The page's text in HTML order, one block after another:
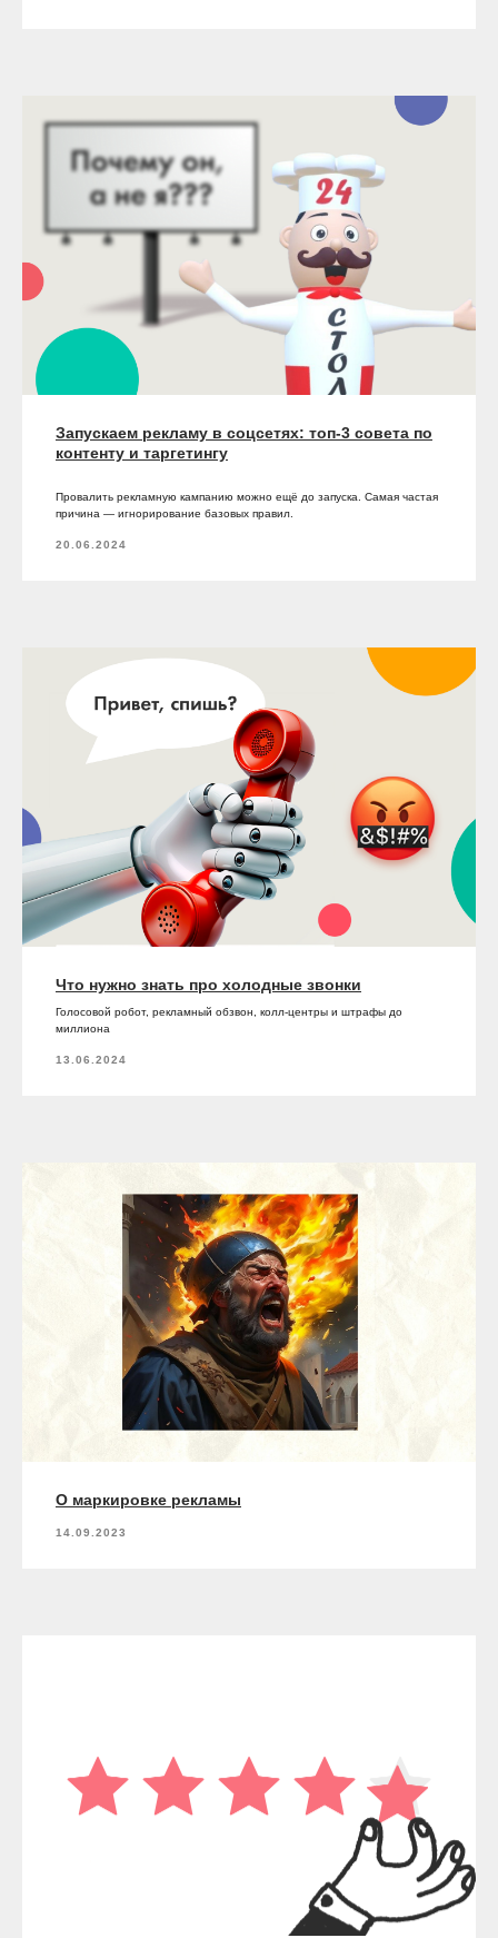
Запускаем рекламу в соцсетях: топ-3 совета по
контенту и таргетингу
Провалить рекламную кампанию можно ещё до запуска. Самая частая
причина — игнорирование базовых правил.
20.06.2024
Что нужно знать про холодные звонки
Голосовой робот, рекламный обзвон, колл-центры и штрафы до
миллиона
13.06.2024
О маркировке рекламы
14.09.2023